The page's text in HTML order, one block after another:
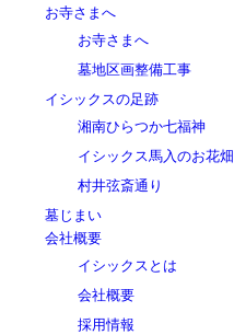
お寺さまへ
お寺さまへ
墓地区画整備工事
イシックスの足跡
湘南ひらつか七福神
イシックス馬入のお花畑
村井弦斎通り
墓じまい
会社概要
イシックスとは
会社概要
採用情報